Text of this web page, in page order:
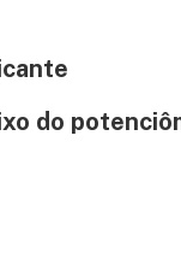
do